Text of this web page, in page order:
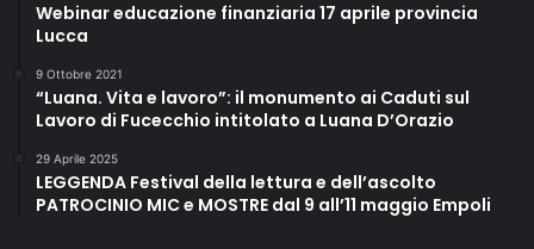
Webinar educazione finanziaria 17 aprile provincia
Lucca
9 Ottobre 2021
“Luana. Vita e lavoro”: il monumento ai Caduti sul
Lavoro di Fucecchio intitolato a Luana D’Orazio
29 Aprile 2025
LEGGENDA Festival della lettura e dell’ascolto
PATROCINIO MIC e MOSTRE dal 9 all’11 maggio Empoli